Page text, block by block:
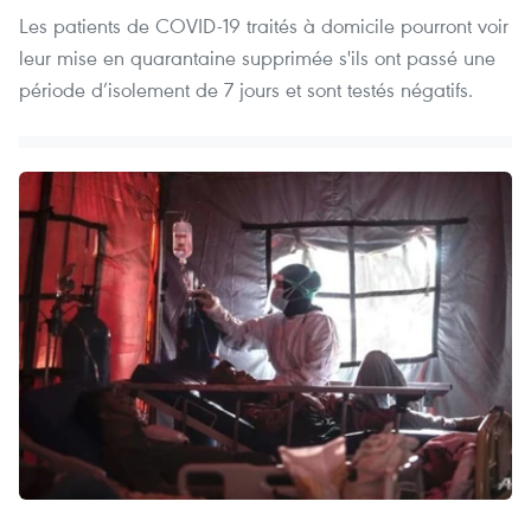
Les patients de COVID-19 traités à domicile pourront voir
leur mise en quarantaine supprimée s'ils ont passé une
période d’isolement de 7 jours et sont testés négatifs.